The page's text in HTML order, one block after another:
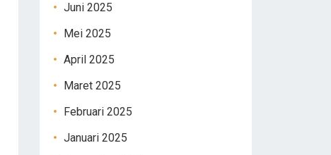
Juni 2025
Mei 2025
April 2025
Maret 2025
Februari 2025
Januari 2025